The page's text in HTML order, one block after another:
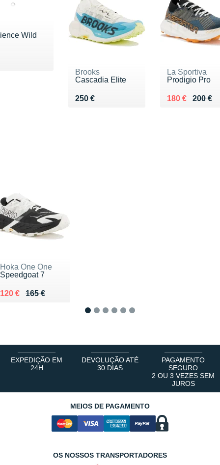
Wild
Brooks
Cascadia Elite
250 €
Vendu 250 €
La Sportiva
Prodigio Pro
200 €
Au lieu de
180 €
Vendu 180 €
Hoka One One
Speedgoat 7
165 €
Au lieu de 165 €
120 €
Vendu 120 €
EXPEDIÇÃO EM
24H
DEVOLUÇÃO ATÉ
30 DIAS
PAGAMENTO
SEGURO
2 OU 3 VEZES SEM
JUROS
MEIOS DE PAGAMENTO
OS NOSSOS TRANSPORTADORES